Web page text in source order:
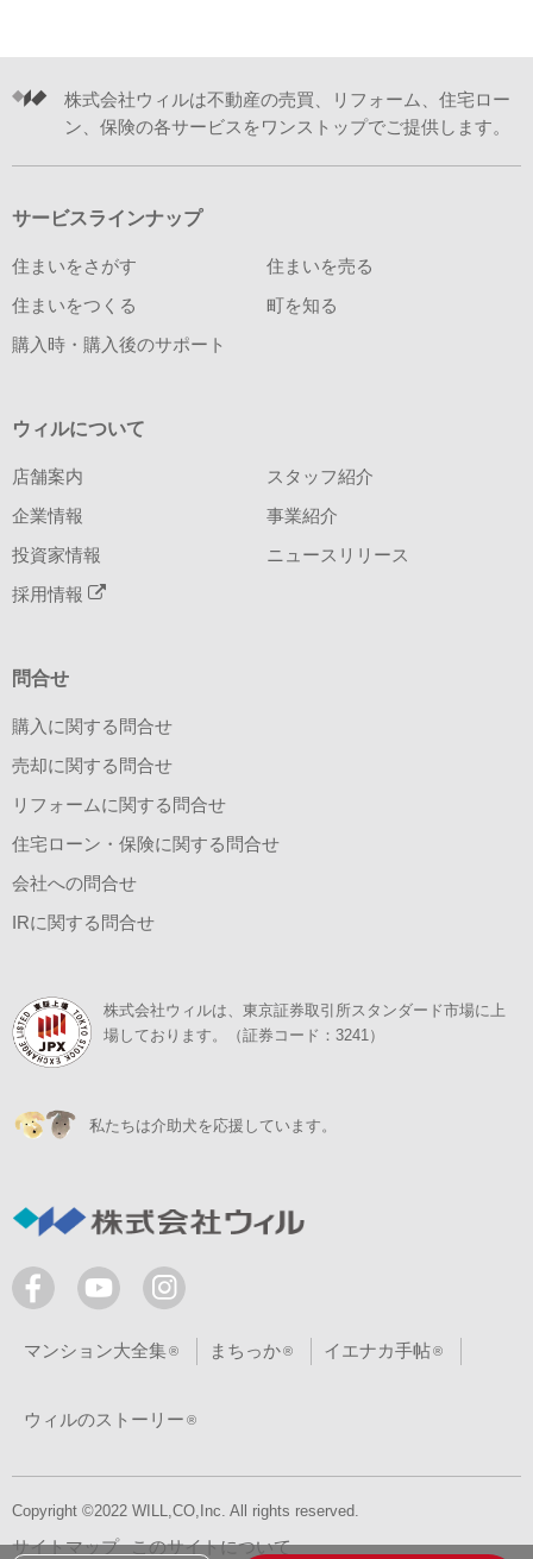
株式会社ウィルは不動産の売買、リフォーム、住宅ロー
ン、保険の各サービスをワンストップでご提供します。
サービスラインナップ
住まいをさがす 住まいを売る
住まいをつくる 町を知る
購入時・購入後のサポート
ウィルについて
店舗案内 スタッフ紹介
企業情報 事業紹介
投資家情報 ニュースリリース
採用情報
問合せ
購入に関する問合せ
売却に関する問合せ
リフォームに関する問合せ
住宅ローン・保険に関する問合せ
会社への問合せ
IRに関する問合せ
株式会社ウィルは、東京証券取引所スタンダード市場に上
場しております。（証券コード：3241）
私たちは介助犬を応援しています。
マンション大全集 まちっか イエナカ手帖
ウィルのストーリー
Copyright ©2022 WILL,CO,Inc. All rights reserved.
サイトマップ このサイトについて